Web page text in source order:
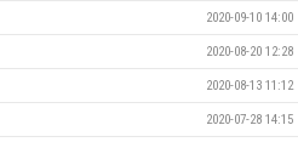
2020-09-10 14:00
2020-08-20 12:28
2020-08-13 11:12
2020-07-28 14:15